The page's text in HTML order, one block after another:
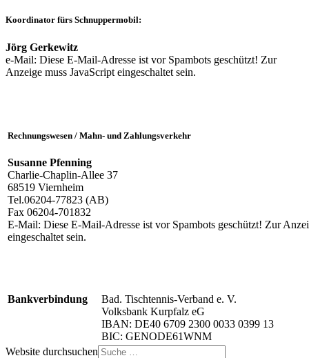
Koordinator fürs Schnuppermobil:
Jörg Gerkewitz
e-Mail: Diese E-Mail-Adresse ist vor Spambots geschützt! Zur
Anzeige muss JavaScript eingeschaltet sein.
Rechnungswesen / Mahn- und Zahlungsverkehr
Susanne Pfenning
Charlie-Chaplin-Allee 37
68519 Viernheim
Tel.06204-77823 (AB)
Fax 06204-701832
E-Mail: Diese E-Mail-Adresse ist vor Spambots geschützt! Zur
eingeschaltet sein.
Bankverbindung
Bad. Tischtennis-Verband e. V.
Volksbank Kurpfalz eG
IBAN: DE40 6709 2300
BIC: GENODE61WNM
Website durchsuchen